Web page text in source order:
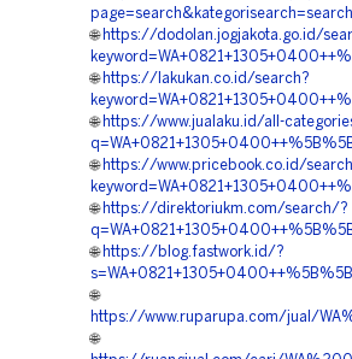
🌐 https://dodolan.jogjakota.go.id/
🌐 https://lakukan.co.id/search?
🌐 https://www.jualaku.id/all-
🌐 https://www.pricebook.co.id/
🌐 https://direktoriukm.com/search/?
🌐 https://blog.fastwork.id/?
🌐
https://www.ruparupa.com/jual/
🌐